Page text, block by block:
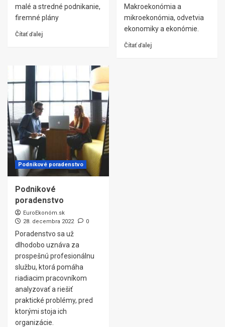
malé a stredné podnikanie,
firemné plány
Čítať ďalej
Makroekonómia a
mikroekonómia, odvetvia
ekonomiky a ekonómie.
Čítať ďalej
Podnikové poradenstvo
Podnikové
poradenstvo
EuroEkonóm.sk
28. decembra 2022
0
Poradenstvo sa už
dlhodobo uznáva za
prospešnú profesionálnu
službu, ktorá pomáha
riadiacim pracovníkom
analyzovať a riešiť
praktické problémy, pred
ktorými stoja ich
organizácie.